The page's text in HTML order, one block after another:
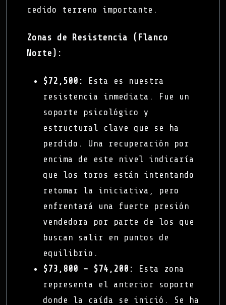
cedido terreno importante.
Zonas de Resistencia (Flanco
Norte):
$72,500:
Esta es nuestra
resistencia inmediata. Fue un
soporte psicológico y
estructural clave que se ha
perdido. Una recuperación por
encima de este nivel indicaría
que los toros están intentando
retomar la iniciativa, pero
enfrentará una fuerte presión
vendedora por parte de los que
buscan salir en puntos de
equilibrio.
$73,800 - $74,200:
Esta zona
representa el anterior soporte
donde la caída se inició. Se ha